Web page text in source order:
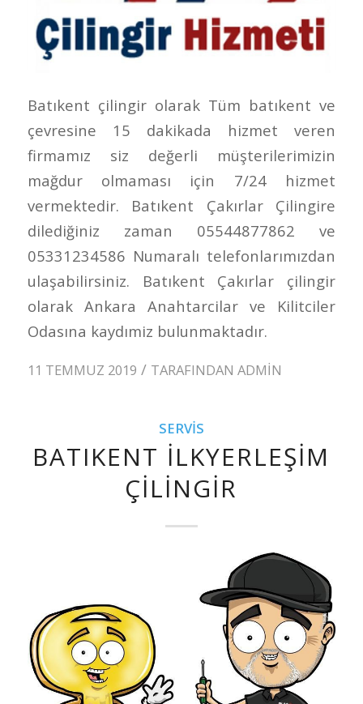
Batıkent çilingir olarak Tüm batıkent ve
çevresine 15 dakikada hizmet veren
firmamız siz değerli müşterilerimizin
mağdur olmaması için 7/24 hizmet
vermektedir. Batıkent Çakırlar Çilingire
dilediğiniz zaman 05544877862 ve
05331234586 Numaralı telefonlarımızdan
ulaşabilirsiniz. Batıkent Çakırlar çilingir
olarak Ankara Anahtarcilar ve Kilitciler
Odasına kaydımiz bulunmaktadır.
11 TEMMUZ 2019 / TARAFINDAN ADMIN
SERVIS
BATIKENT İLKYERLEŞIM
ÇILINGIR